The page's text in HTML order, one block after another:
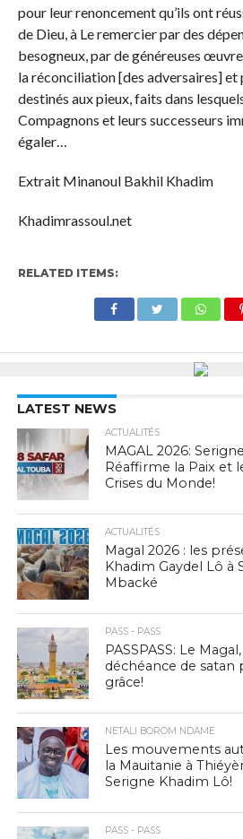
pour leur renoncement qu’ils ont
de Dieu, à Le remercier par des
besogneux, par de généreuses
la réconciliation [des adversaires] et
destinés aux pieux, faits dans
Compagnons et leurs successeurs
égaler…
Extrait Minanoul Bakhil Khadim
Khadimrassoul.net
RELATED ITEMS:
LATEST NEWS
ACTUALITÉS
MAGAL 2026:
Réaffirme la Paix et
Crises du Monde!
ACTUALITÉS
Magal 2026 : les
Khadim Gaydel Lô à
Mbacké
PASS - PASS
PASSPASS: Le
déchéance de satan
grâce!
NETALI BOROM NDAME
Les mouvements
la Mauitanie à
Serigne Khadim Lô!
PASS - PASS